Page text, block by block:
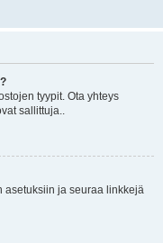
tyypit. Ota yhteys
sallittuja..
asetuksiin ja seuraa linkkejä